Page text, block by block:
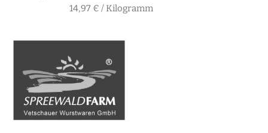
14,97 € / Kilogramm